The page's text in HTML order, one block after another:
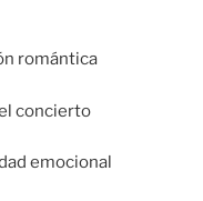
romántica
concierto
emocional